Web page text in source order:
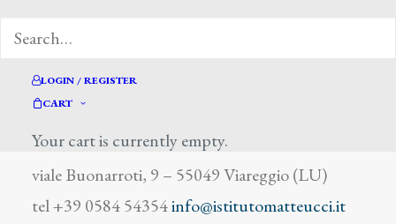
LOGIN / REGISTER
CART
Your cart is currently empty.
Istituto Matteucci
viale Buonarroti, 9 – 55049 Viareggio (LU)
tel +39 0584 54354info@istitutomatteucci.it